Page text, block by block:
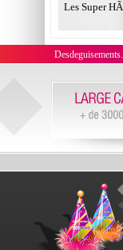
Les Super